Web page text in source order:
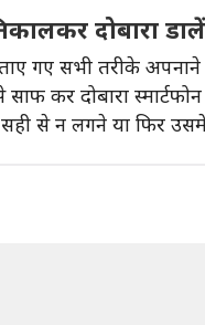
दोबारा डालें
गए सभी तरीके अपनाने
कर दोबारा
से न लगने या फिर